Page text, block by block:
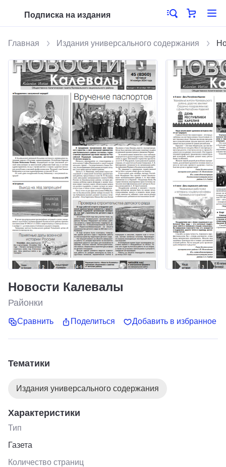
Подписка на издания
Главная Издания универсального содержания
Новости Калевалы
Районки
Сравнить Поделиться Добавить в избранное
Тематики
Издания универсального содержания
Характеристики
Тип
Газета
Количество страниц